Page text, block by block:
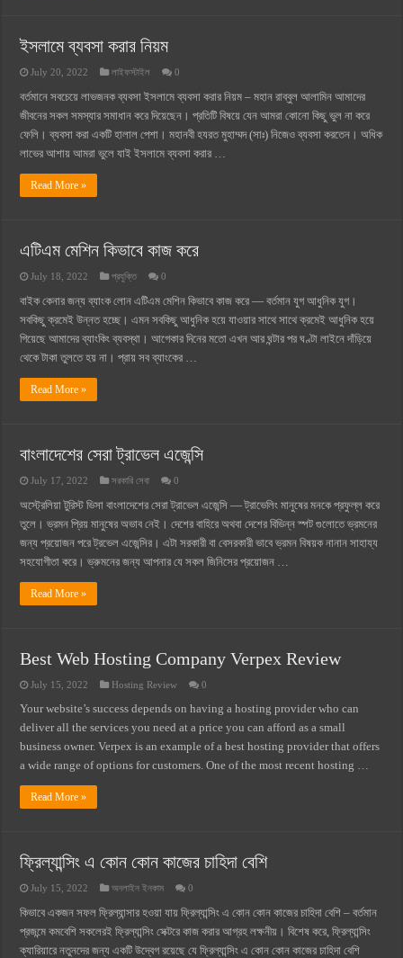
ইসলামে ব্যবসা করার নিয়ম
July 20, 2022 লাইফস্টাইল 0
বর্তমানে সবচেয়ে লাভজনক ব্যবসা ইসলামে ব্যবসা করার নিয়ম – মহান রাব্বুল আলামিন আমাদের
জীবনের সকল সমস্যার সমাধান করে দিয়েছেন। প্রতিটি বিষয়ে যেন আমরা কোনো কিছু ভুল না করে
ফেলি। ব্যবসা করা একটি হালাল পেশা। মহানবী হযরত মুহাম্মদ (সাঃ) নিজেও ব্যবসা করতেন। অধিক
লাভের আশায় আমরা ভুলে যাই ইসলামে ব্যবসা করার …
Read More »
এটিএম মেশিন কিভাবে কাজ করে
July 18, 2022 প্রযুক্তি 0
বাইক কেনার জন্য ব্যাংক লোন এটিএম মেশিন কিভাবে কাজ করে — বর্তমান যুগ আধুনিক যুগ।
সবকিছু ক্রমেই উন্নত হচ্ছে। এমন সবকিছু আধুনিক হয়ে যাওয়ার সাথে সাথে ক্রমেই আধুনিক হয়ে
গিয়েছে আমাদের ব্যাংকিং ব্যবস্থা। আগেকার দিনের মতো এখন আর ঘন্টার পর ঘণ্টা লাইনে দাঁড়িয়ে
থেকে টাকা তুলতে হয় না। প্রায় সব ব্যাংকের …
Read More »
বাংলাদেশের সেরা ট্রাভেল এজেন্সি
July 17, 2022 সরকারি সেবা 0
অস্ট্রেলিয়া টুরিস্ট ভিসা বাংলাদেশের সেরা ট্রাভেল এজেন্সি — ট্রাভেলিং মানুষের মনকে প্রফুল্ল করে
তুলে। ভ্রমন প্রিয় মানুষের অভাব নেই। দেশের বাহিরে অথবা দেশের বিভিন্ন স্পট গুলোতে ভ্রমনের
জন্য প্রয়োজন পরে ট্রভেল এজেন্সির। এটা সরকারী বা বেসরকারী ভাবে ভ্রমন বিষয়ক নানান সাহায্য
সহযোগীতা করে। ভ্রুমনের জন্য আপনার যে সকল জিনিসের প্রয়োজন …
Read More »
Best Web Hosting Company Verpex Review
July 15, 2022 Hosting Review 0
Your website’s success depends on having a hosting provider who can
deliver all the services you need at a price you can afford as a small
business owner. Verpex is an example of a best hosting provider that offers
a wide range of options for customers. One of the most recent hosting …
Read More »
ফ্রিল্যান্সিং এ কোন কোন কাজের চাহিদা বেশি
July 15, 2022 অনলাইন ইনকাম 0
কিভাবে একজন সফল ফ্রিল্যান্সার হওয়া যায় ফ্রিল্যান্সিং এ কোন কোন কাজের চাহিদা বেশি – বর্তমান
প্রজন্মে কমবেশি সকলেরই ফ্রিল্যান্সিং সেক্টরে কাজ করার আগ্রহ লক্ষনীয়। বিশেষ করে, ফ্রিল্যান্সিং
ক্যারিয়ারে নতুনদের জন্য একটি উদ্বেগ রয়েছে যে ফ্রিল্যান্সিং এ কোন কোন কাজের চাহিদা বেশি